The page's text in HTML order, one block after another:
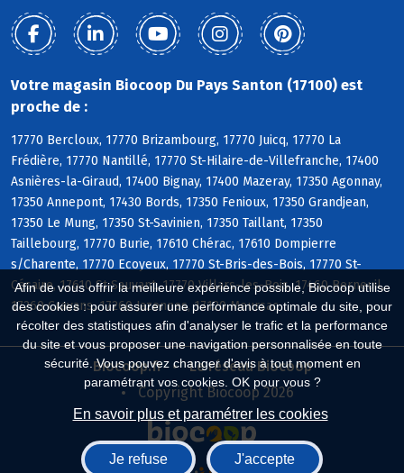
Afin de vous offrir la meilleure expérience possible, Biocoop utilise
des cookies : pour assurer une performance optimale du site, pour
récolter des statistiques afin d'analyser le trafic et la performance
du site et vous proposer une navigation personnalisée en toute
sécurité. Vous pouvez changer d'avis à tout moment en
paramétrant vos cookies. OK pour vous ?
En savoir plus et paramétrer les cookies
Je refuse J'accepte
Votre magasin Biocoop Du Pays Santon (17100) est
proche de :
17770 Bercloux, 17770 Brizambourg, 17770 Juicq, 17770 La
Frédière, 17770 Nantillé, 17770 St-Hilaire-de-Villefranche, 17400
Asnières-la-Giraud, 17400 Bignay, 17400 Mazeray, 17350 Agonnay,
17350 Annepont, 17430 Bords, 17350 Fenioux, 17350 Grandjean,
17350 Le Mung, 17350 St-Savinien, 17350 Taillant, 17350
Taillebourg, 17770 Burie, 17610 Chérac, 17610 Dompierre
s/Charente, 17770 Ecoyeux, 17770 St-Bris-des-Bois, 17770 St-
Césaire, 17610 St-Sauvant, 17770 Villars-les-Bois, 17460 Berneuil,
17260 Cravans, 17260 Jazennes, 17120 Meursac
Biocoop.fr
Le réseau Biocoop
Copyright Biocoop 2026